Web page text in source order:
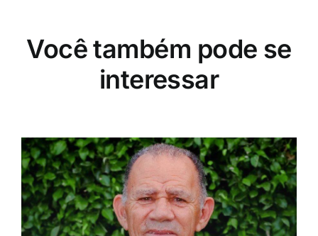
Você também pode se
interessar